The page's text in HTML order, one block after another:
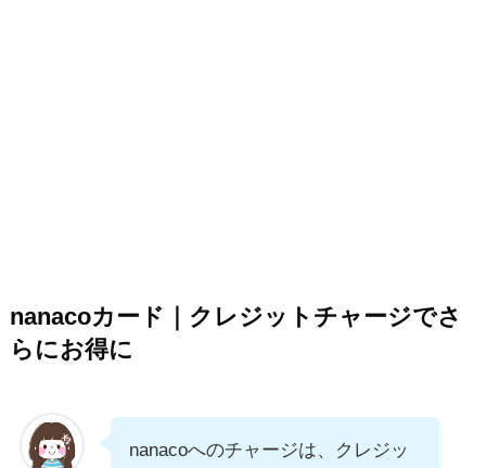
nanacoカード｜クレジットチャージでさ
らにお得に
nanacoへのチャージは、クレジッ